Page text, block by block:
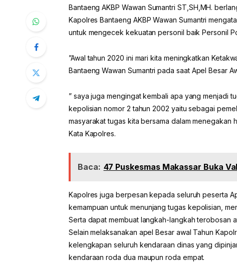
Bantaeng AKBP Wawan Sumantri ST,SH,MH.
Kapolres Bantaeng AKBP Wawan Sumantri
untuk mengecek kekuatan personil baik Personil
”Awal tahun 2020 ini mari kita meningkatkan
Bantaeng Wawan Sumantri pada saat Apel Besar
” saya juga mengingat kembali apa yang menjadi
kepolisian nomor 2 tahun 2002 yaitu sebagai
masyarakat tugas kita bersama dalam menegakan
Kata Kapolres.
Baca: 47 Puskesmas Makassar Buka
Kapolres juga berpesan kepada seluruh peserta
kemampuan untuk menunjang tugas kepolisian,
Serta dapat membuat langkah-langkah terobosan
Selain melaksanakan apel Besar awal Tahun
kelengkapan seluruh kendaraan dinas yang
kendaraan roda dua maupun roda empat.